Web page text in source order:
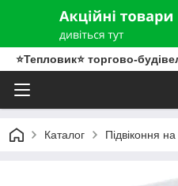
⭐Тепловик⭐ торгово-
Каталог Підвіконня